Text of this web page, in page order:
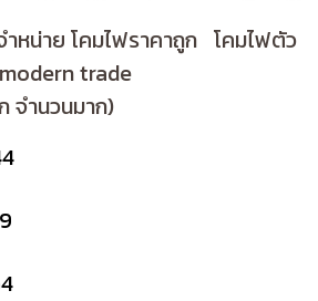
ำหน่าย โคมไฟราคาถูก โคมไฟตัว
trade
จำนวนมาก)